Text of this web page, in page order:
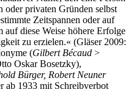
oder privaten Gründen selbst
Zeitspannen oder auf
auf diese Weise höhere Erfolge
zu erzielen.« (Gläser 2009:
(Gilbert Bécaud >
Oskar Bosetzky),
Bürger, Robert Neuner
ab 1933 mit Schreibverbot